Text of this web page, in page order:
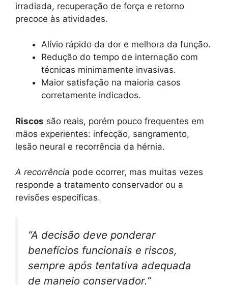
irradiada, recuperação de força e retorno
precoce às atividades.
Alívio rápido da dor e melhora da função.
Redução do tempo de internação com
técnicas minimamente invasivas.
Maior satisfação na maioria casos
corretamente indicados.
Riscos são reais, porém pouco frequentes em
mãos experientes: infecção, sangramento,
lesão neural e recorrência da hérnia.
A recorrência pode ocorrer, mas muitas vezes
responde a tratamento conservador ou a
revisões específicas.
“A decisão deve ponderar
benefícios funcionais e riscos,
sempre após tentativa adequada
de manejo conservador.”